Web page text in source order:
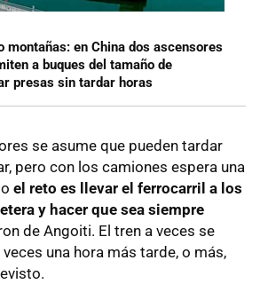
montañas: en China dos ascensores
a buques del tamaño de
presas sin tardar horas
se asume que pueden tardar
pero con los camiones espera una
el reto es llevar el ferrocarril a los
y hacer que sea siempre
de Angoiti. El tren a veces se
una hora más tarde, o más,